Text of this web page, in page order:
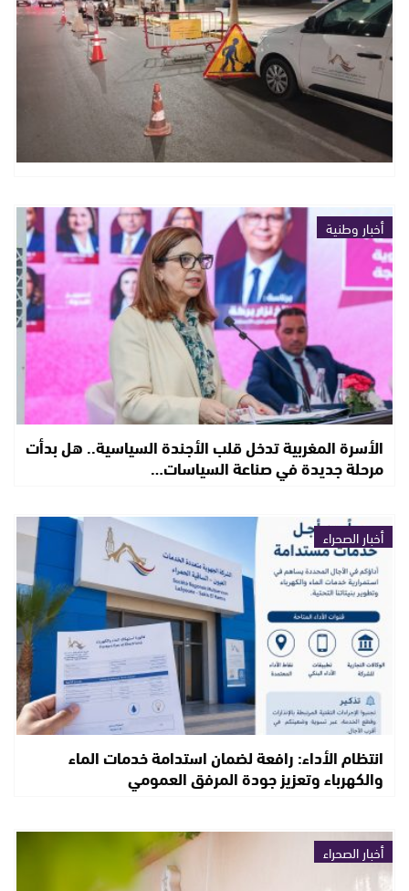
أخبار وطنية
الأسرة المغربية تدخل قلب الأجندة السياسية.. هل بدأت
مرحلة جديدة في صناعة السياسات…
أخبار الصحراء
انتظام الأداء: رافعة لضمان استدامة خدمات الماء
والكهرباء وتعزيز جودة المرفق العمومي
أخبار الصحراء